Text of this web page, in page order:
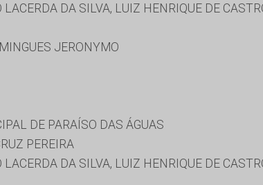
LACERDA DA SILVA, LUIZ HENRIQUE DE
JERONYMO
DE PARAÍSO DAS ÁGUAS
PEREIRA
LACERDA DA SILVA, LUIZ HENRIQUE DE